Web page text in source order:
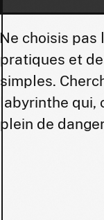
choisis pas
pratiques et
simples.
labyrinthe qui,
plein de